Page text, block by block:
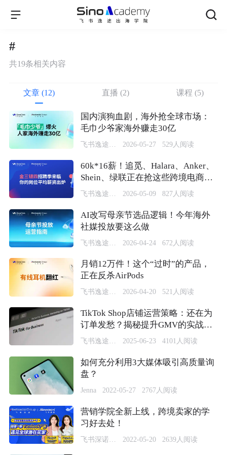
#
共19条相关内容
文章 (12) 直播 (2) 课程 (5)
国内演狗血剧，海外抢全球市场：
毛巾少爷家海外赚走30亿
2026-05-27 529人阅读
60k*16薪！追觅、Halara、Anker、
Shein、绿联正在抢这些跨境电商人
才
2026-05-09 827人阅读
AI改写母亲节选品逻辑！今年海外
社媒投放要这么做
2026-04-24 672 人阅读
月销12万件！这个“过时”的产品，
正在反杀AirPods
飞书逸途SinoClick 2026-04-20 521人阅读
TikTok Shop店铺运营策略：还在为
订单发愁？揭秘提升GMV的实战运
营策略
2025-06-23 4101 人阅读
如何充分利用3大媒体吸引高质量询
盘？
Jenna 2022-05-27 2767人阅读
营销学院全新上线，跨境卖家的学
习好去处！
2022-05-20 2639人阅读